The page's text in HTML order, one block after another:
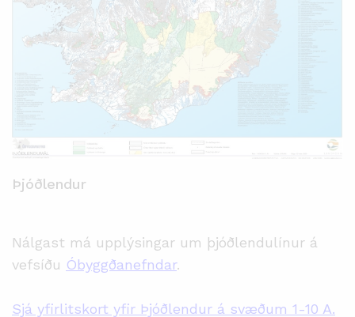
Þjóðlendur
Nálgast má upplýsingar um þjóðlendulínur á
vefsíðu Óbyggðanefndar.
Sjá yfirlitskort yfir Þjóðlendur á svæðum 1-10 A.